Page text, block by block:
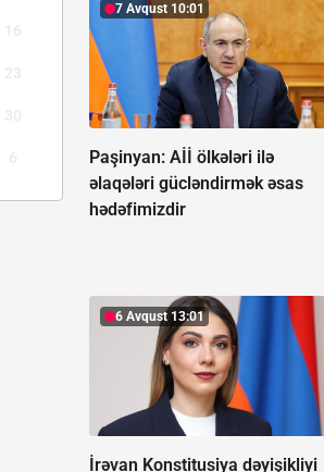
7 Avqust 10:01
Paşinyan: Aİİ ölkələri ilə
əlaqələri gücləndirmək əsas
hədəfimizdir
6 Avqust 13:01
İrəvan Konstitusiya dəyişikliyi